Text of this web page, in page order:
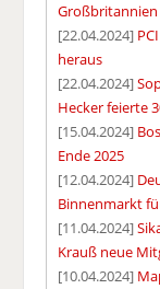
Großbritannien
[22.04.2024]
heraus
[22.04.2024]
Hecker feierte
[15.04.2024]
Ende 2025
[12.04.2024]
Binnenmarkt
[11.04.2024]
Krauß neue
[10.04.2024]